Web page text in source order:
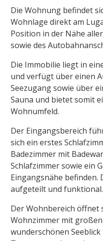
Die Wohnung befindet
Wohnlage direkt am
Position in der Nähe
sowie des
Die Immobilie liegt in
und verfügt über einen
Seezugang sowie über
Sauna und bietet somit
Wohnumfeld.
Der Eingangsbereich
sich ein erstes
Badezimmer mit
Schlafzimmer sowie ein
Eingangsnähe befinden.
aufgeteilt und funktional.
Der Wohnbereich öffnet
Wohnzimmer mit
wunderschönen